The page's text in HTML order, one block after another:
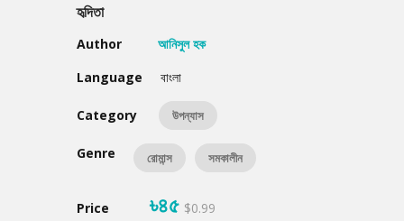
হৃদিতা
Author
আনিসুল হক
Language
বাংলা
Category উপন্যাস
Genre রোমান্স সমকালীন
Price ৳৪৫ $0.99